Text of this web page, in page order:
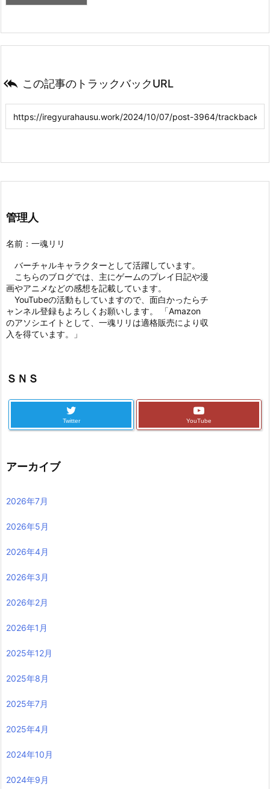
 この記事のトラックバックURL
管理人
名前：一魂リリ
バーチャルキャラクターとして活躍しています。
こちらのブログでは、主にゲームのプレイ日記や漫
画やアニメなどの感想を記載しています。
YouTubeの活動もしていますので、面白かったらチ
ャンネル登録もよろしくお願いします。 「Amazon
のアソシエイトとして、一魂リリは適格販売により収
入を得ています。」
ＳＮＳ
Twitter YouTube
アーカイブ
2026年7月
2026年5月
2026年4月
2026年3月
2026年2月
2026年1月
2025年12月
2025年8月
2025年7月
2025年4月
2024年10月
2024年9月